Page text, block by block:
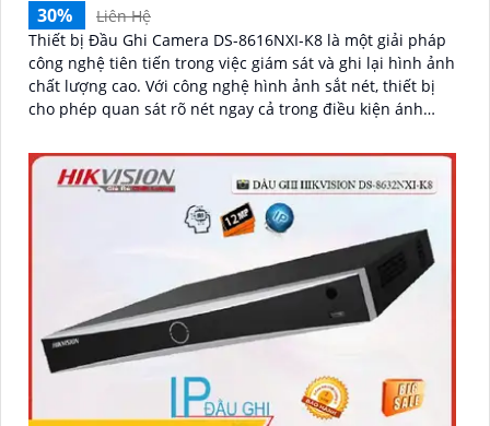
30%
Liên Hệ
Thiết bị Đầu Ghi Camera DS-8616NXI-K8 là một giải pháp
công nghệ tiên tiến trong việc giám sát và ghi lại hình ảnh
chất lượng cao. Với công nghệ hình ảnh sắt nét, thiết bị
cho phép quan sát rõ nét ngay cả trong điều kiện ánh